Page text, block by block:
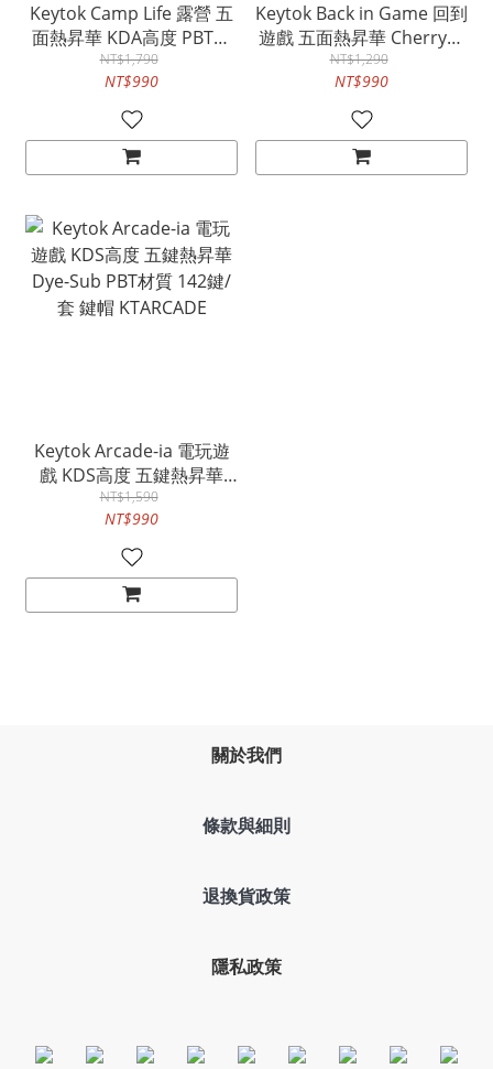
Keytok Camp Life 露營 五
面熱昇華 KDA高度 PBT材
質 142鍵/套 鍵帽
KTCAMPLIFE
NT$1,790
NT$990
Keytok Back in Game 回到
遊戲 五面熱昇華 Cherry高
度 PBT材質 152鍵/套 鍵帽
KTBIGPURPLE
NT$1,290
NT$990
Keytok Arcade-ia 電玩遊
戲 KDS高度 五鍵熱昇華
Dye-Sub PBT材質 142鍵/
套 鍵帽 KTARCADE
NT$1,590
NT$990
關於我們
條款與細則
退換貨政策
隱私政策